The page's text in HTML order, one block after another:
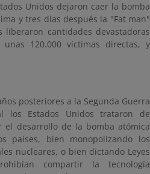
Unidos dejaron caer la bomba
y tres días después la "Fat man"
liberaron cantidades devastadoras
120.000 víctimas directas, y
posteriores a la Segunda Guerra
los Estados Unidos trataron de
el desarrollo de la bomba atómica
países, bien monopolizando los
nucleares, o bien dictando Leyes
compartir la tecnología